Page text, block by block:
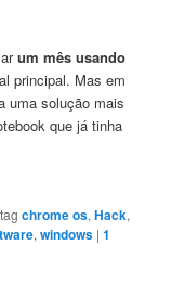
um mês usando
principal. Mas em
uma solução mais
que já tinha
chrome os,Hack,
,windows |1